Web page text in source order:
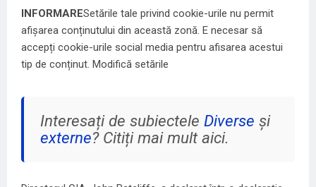
INFORMARESetările tale privind cookie-urile nu permit
afișarea conținutului din această zonă. E necesar să
accepți cookie-urile social media pentru afisarea acestui
tip de conținut. Modifică setările
Interesați de subiectele Diverse și
externe? Citiți mai mult aici.